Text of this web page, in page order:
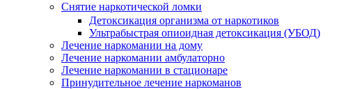
Снятие наркотической ломки
Детоксикация организма от наркотиков
Ультрабыстрая опиоидная детоксикация (УБОД)
Лечение наркомании на дому
Лечение наркомании амбулаторно
Лечение наркомании в стационаре
Принудительное лечение наркоманов